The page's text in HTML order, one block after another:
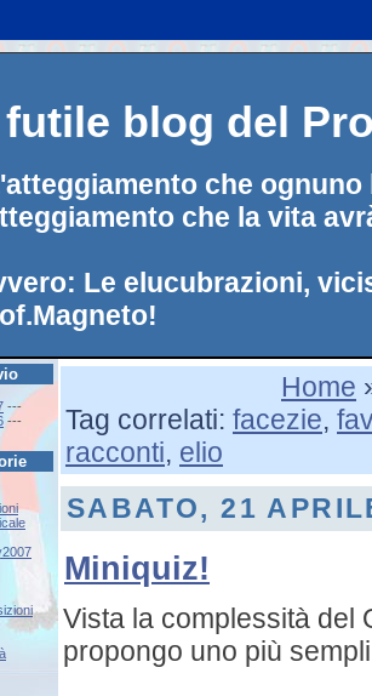
blog del
che
che la vita
Le elucubrazioni,
---
---
Home
Tag correlati: facezie,
racconti, elio
SABATO, 21
Miniquiz!
Vista la complessità del
propongo uno più